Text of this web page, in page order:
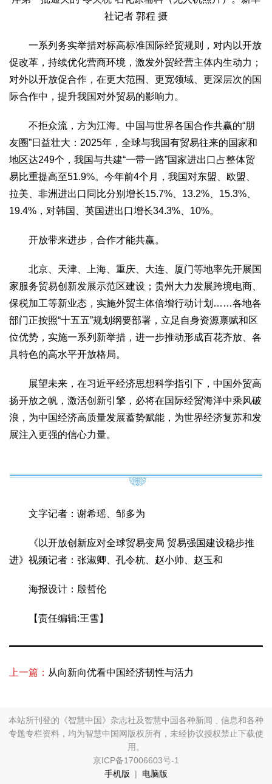
社记者 郭程 摄
一系列务实举措对标高标准国际经贸规则，对内以开放
促改革，持续优化营商环境，激发外贸经营主体内生动力；
对外以开放促合作，在更大范围、更宽领域、更深层次的国
际合作中，提升我国对外贸易的影响力。
不拒众流，方为江海。中国与世界各国合作共赢的“朋
友圈”日益壮大：2025年，全球与我国有贸易往来的国家和
地区达249个，我国与共建“一带一路”国家进出口占整体贸
易比重提高至51.9%。今年前4个月，我国对东盟、欧盟、
拉美、非洲进出口同比分别增长15.7%、13.2%、15.3%、
19.4%，对韩国、英国进出口增长34.3%、10%。
开放带来进步，合作才能共赢。
北京、天津、上海、重庆、大连、厦门等地率先开展国
家服务贸易创新发展示范区建设；贵州大力发展跨境电商、
保税加工等新业态，实施外贸主体倍增行动计划……各地各
部门正按照“十五五”规划纲要部署，立足自身资源禀赋和区
位优势，实施一系列新举措，进一步推动形成百花齐放、各
具特色的高水平开放格局。
展望未来，在习近平经济思想科学指引下，中国外贸高
扬开放之帆，激活创新引擎，必将在国际经贸海洋中乘风破
浪，为中国经济高质量发展蓄势赋能，为世界经济复苏和发
展注入更强的信心力量。
文字记者：谢希瑶、邹多为
《以开放创新应对全球贸易变局 贸易强国建设稳步推
进》视频记者：张淑卿、孔令杭、赵小帅、赵玉和
海报设计：殷哲伦
【责任编辑:王雪】
上一篇： 从向新向优看中国经济韧性与活力
本站所刊登的《智慧中国》杂志社及智慧中国各种新闻﹑信息和各种
专题专栏资料，均为智慧中国网版权所有，未经协议授权禁止下载使
用。
京ICP备17006603号-1
手机版 | 电脑版